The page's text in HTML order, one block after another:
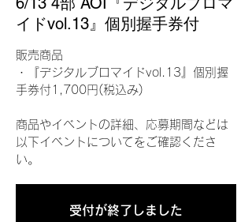
イドvol.13』個別握手券付
販売商品
・『デジタルブロマイドvol.13』個別握
手券付1,700円(税込み)
商品やイベントの詳細、応募期間などは
以下イベントについてをご確認くださ
い。
受付が終了しました